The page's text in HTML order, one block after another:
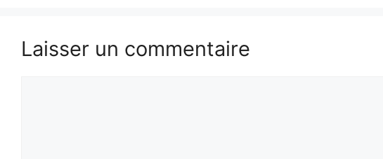
Laisser un commentaire